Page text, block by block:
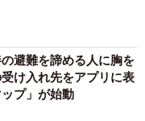
避難を諦める人に胸を
け入れ先をアプリに表
プ」が始動